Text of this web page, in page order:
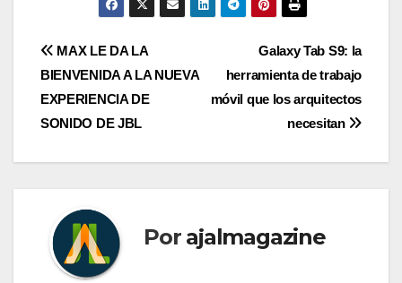
Navegación
de
entradas
Galaxy Tab S9: la
herramienta de trabajo
móvil que los arquitectos
necesitan
MAX LE DA LA
BIENVENIDA A LA NUEVA
EXPERIENCIA DE
SONIDO DE JBL
Por ajalmagazine